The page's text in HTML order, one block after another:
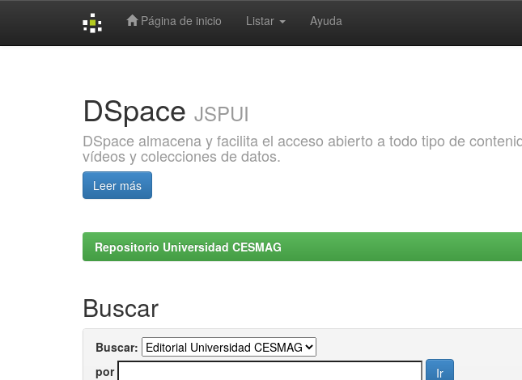
Página de inicio Listar Ayuda
DSpace JSPUI
DSpace almacena y facilita el acceso abierto a todo tipo de
vídeos y colecciones de datos.
Leer más
Repositorio Universidad CESMAG
Buscar
Buscar:
por